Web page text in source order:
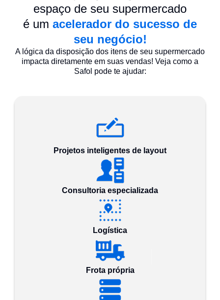
espaço de seu supermercado
é um acelerador do sucesso de
seu negócio!
A lógica da disposição dos itens de seu supermercado
impacta diretamente em suas vendas! Veja como a
Safol pode te ajudar:
Projetos inteligentes de layout
Consultoria especializada
Logística
Frota própria